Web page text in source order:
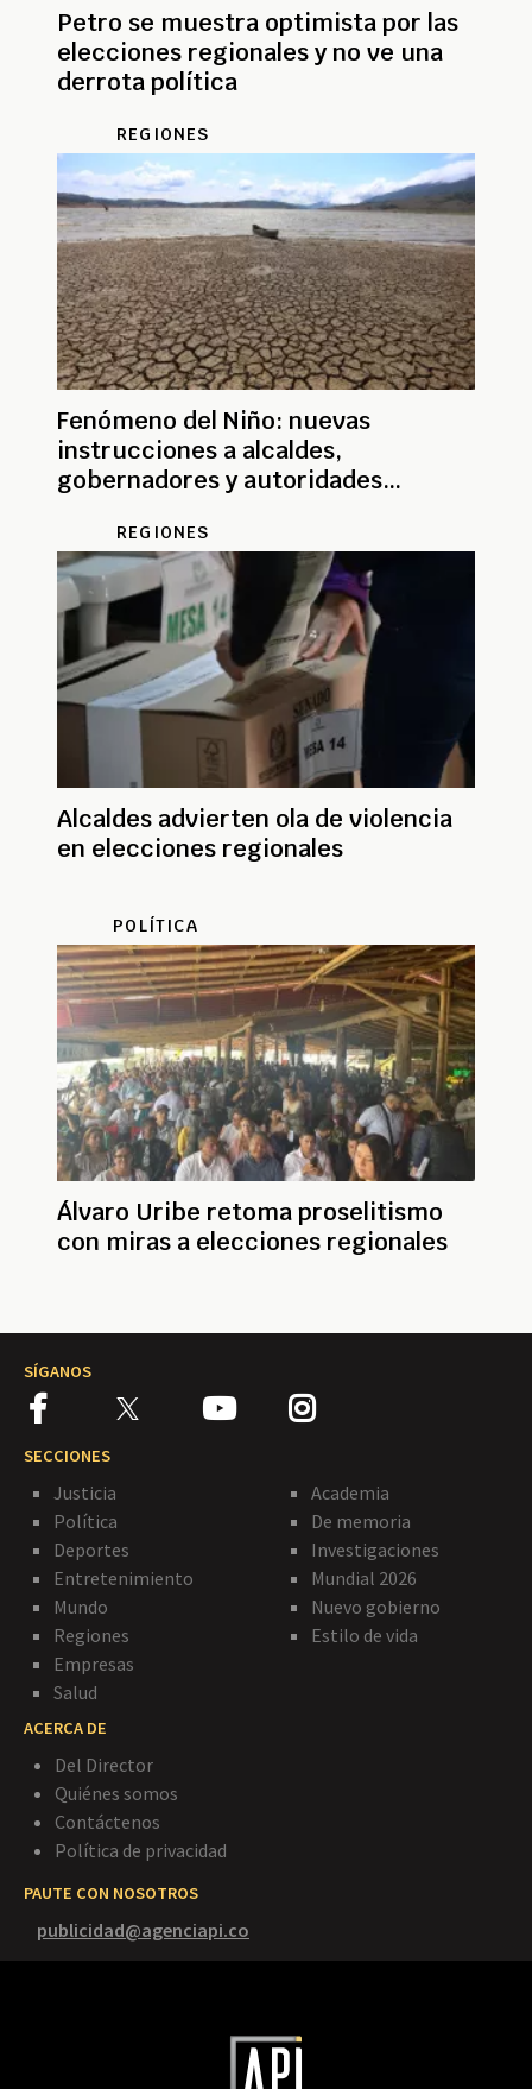
Petro se muestra optimista por las
elecciones regionales y no ve una
derrota política
REGIONES
Fenómeno del Niño: nuevas
instrucciones a alcaldes,
gobernadores y autoridades
REGIONES
Alcaldes advierten ola de violencia
en elecciones regionales
POLÍTICA
Álvaro Uribe retoma proselitismo
con miras a elecciones regionales
SÍGANOS
SECCIONES
Justicia
Política
Deportes
Entretenimiento
Mundo
Regiones
Empresas
Salud
Academia
De memoria
Investigaciones
Mundial 2026
Nuevo gobierno
Estilo de vida
ACERCA DE
Del Director
Quiénes somos
Contáctenos
Política de privacidad
PAUTE CON NOSOTROS
publicidad@agenciapi.co